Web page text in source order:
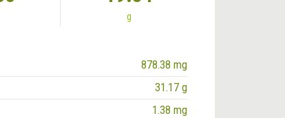
g
878.38 mg
31.17 g
1.38 mg